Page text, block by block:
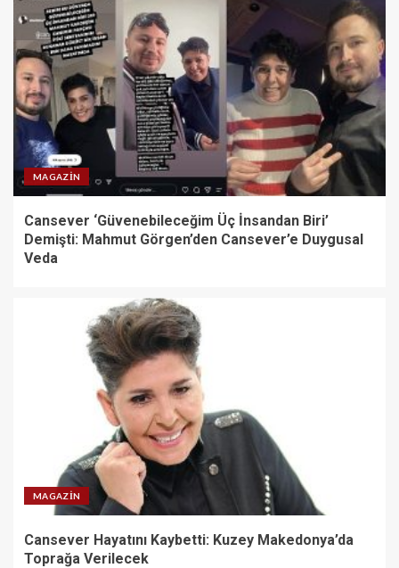
MAGAZIN
Cansever ‘Güvenebileceğim Üç İnsandan Biri’
Demişti: Mahmut Görgen’den Cansever’e Duygusal
Veda
MAGAZIN
Cansever Hayatını Kaybetti: Kuzey Makedonya’da
Toprağa Verilecek